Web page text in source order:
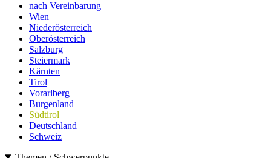
nach Vereinbarung
Wien
Niederösterreich
Oberösterreich
Salzburg
Steiermark
Kärnten
Tirol
Vorarlberg
Burgenland
Südtirol
Deutschland
Schweiz